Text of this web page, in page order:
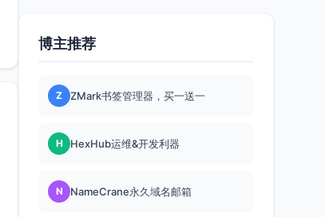
博主推荐
Z ZMark书签管理器，买一送一
H HexHub运维&开发利器
N NameCrane永久域名邮箱